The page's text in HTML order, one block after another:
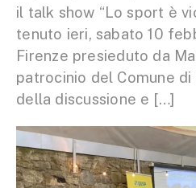
il talk show “Lo sport è
tenuto ieri, sabato 10
Firenze presieduto da
patrocinio del Comune
della discussione e […]